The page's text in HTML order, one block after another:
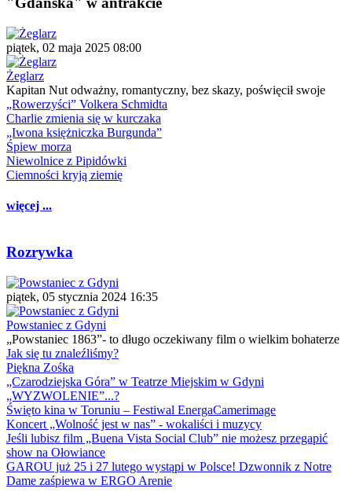
piątek, 02 maja 2025 08:00
Żeglarz
Kapitan Nut odważny, romantyczny, bez skazy, poświęcił swoje
„Rowerzyści” Volkera Schmidta
Charlie zmienia się w kurczaka
„Iwona księżniczka Burgunda”
Śpiew morza
Niewolnice z Pipidówki
Ciemności kryją ziemię
więcej ...
Rozrywka
piątek, 05 stycznia 2024 16:35
Powstaniec z Gdyni
„Powstaniec 1863”- to długo oczekiwany film o wielkim bohaterze
Jak się tu znaleźliśmy?
Piękna Zośka
„Czarodziejska Góra” w Teatrze Miejskim w Gdyni
„WYZWOLENIE”...?
Święto kina w Toruniu – Festiwal EnergaCamerimage
Koncert „Wolność jest w nas” - wokaliści i muzycy
Jeśli lubisz film „Buena Vista Social Club” nie możesz przegapić
show na Ołowiance
GAROU już 25 i 27 lutego wystąpi w Polsce! Dzwonnik z Notre
Dame zaśpiewa w ERGO Arenie